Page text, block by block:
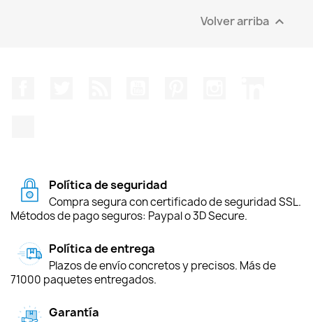
Volver arriba 
Política de seguridad
Compra segura con certificado de seguridad SSL.
Métodos de pago seguros: Paypal o 3D Secure.
Política de entrega
Plazos de envío concretos y precisos. Más de
71000 paquetes entregados.
Garantía